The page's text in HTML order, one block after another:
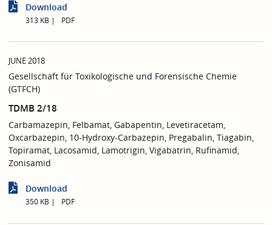
Download
313 KB PDF
JUNE 2018
Gesellschaft für Toxikologische und Forensische Chemie
(GTFCH)
TDMB 2/18
Carbamazepin, Felbamat, Gabapentin, Levetiracetam,
Oxcarbazepin, 10-Hydroxy-Carbazepin, Pregabalin, Tiagabin,
Topiramat, Lacosamid, Lamotrigin, Vigabatrin, Rufinamid,
Zonisamid
Download
350 KB PDF